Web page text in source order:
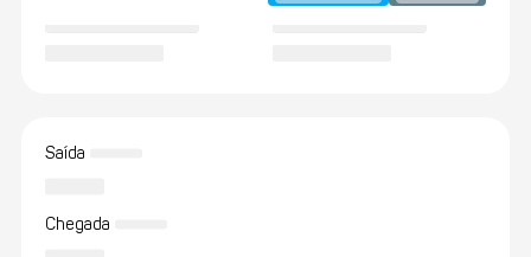
Saída
Chegada